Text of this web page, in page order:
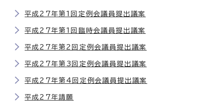
平成27年第1回定例会議員提出議案
平成27年第1回臨時会議員提出議案
平成27年第2回定例会議員提出議案
平成27年第3回定例会議員提出議案
平成27年第4回定例会議員提出議案
平成27年請願